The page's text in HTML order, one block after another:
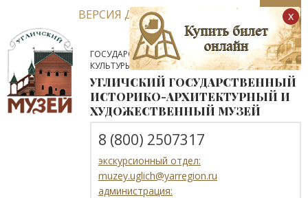
ВЕРСИЯ ДЛЯ СЛАБОВИДЯЩИХ
ГОСУДАРСТВЕННОЕ АВТОНОМНОЕ УЧРЕЖДЕНИЕ
КУЛЬТУРЫ ЯРОСЛАВСКОЙ ОБЛАСТИ
УГЛИЧСКИЙ ГОСУДАРСТВЕННЫЙ
ИСТОРИКО-АРХИТЕКТУРНЫЙ И
ХУДОЖЕСТВЕННЫЙ МУЗЕЙ
8 (800) 2507317
экскурсионный отдел:
muzey.uglich@yarregion.ru
администрация:
x